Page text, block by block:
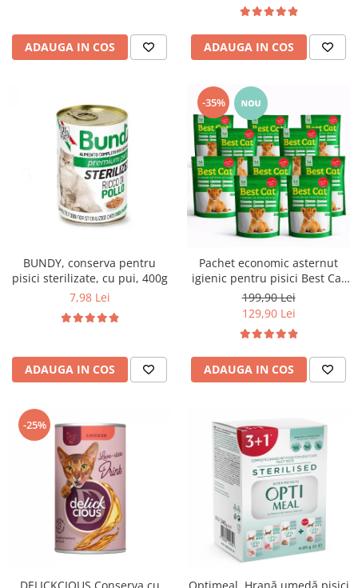
ADAUGA IN COS ADAUGA IN COS
BUNDY, conserva pentru
pisici sterilizate, cu pui, 400g
7,98 Lei
ADAUGA IN COS
-35%
Pachet economic asternut
igienic pentru pisici Best Cat
Silicat - Mar verde, 10 x 3.6l
199,90 Lei
129,90 Lei
ADAUGA IN COS
-25%